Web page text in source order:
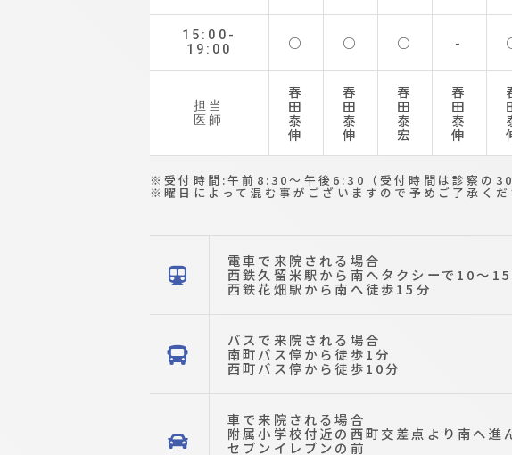
15:00-
19:00
○ ○ ○ -
担当
医師
春
田
泰
伸
春
田
泰
伸
春
田
泰
宏
春
田
泰
伸
受付時間:午前8:30〜午後6:30（受付時間は診察の30
曜日によって混む事がございますので予めご了承くだ
電車で来院される場合
西鉄久留米駅から南へタクシーで10～
西鉄花畑駅から南へ徒歩15分
バスで来院される場合
南町バス停から徒歩1分
西町バス停から徒歩10分
車で来院される場合
附属小学校付近の西町交差点より南へ進
セブンイレブンの前